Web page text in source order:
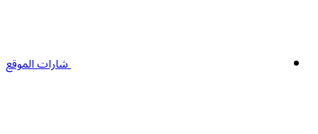
شارات الموقع